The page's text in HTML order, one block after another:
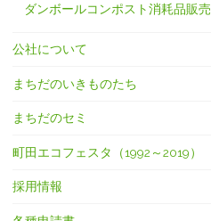
ダンボールコンポスト消耗品販売
公社について
まちだのいきものたち
まちだのセミ
町田エコフェスタ（1992～2019）
採用情報